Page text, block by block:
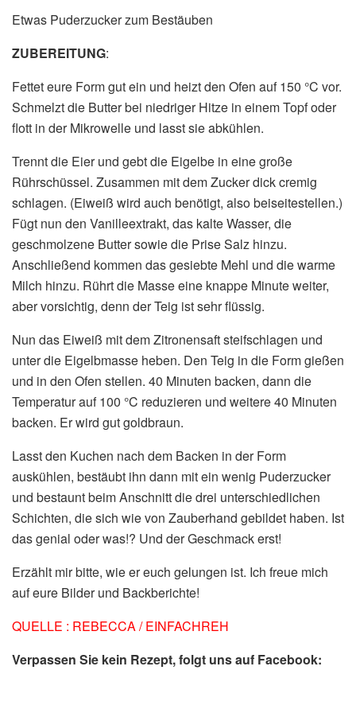
Etwas Puderzucker zum Bestäuben
ZUBEREITUNG:
Fettet eure Form gut ein und heizt den Ofen auf 150 °C vor.
Schmelzt die Butter bei niedriger Hitze in einem Topf oder
flott in der Mikrowelle und lasst sie abkühlen.
Trennt die Eier und gebt die Eigelbe in eine große
Rührschüssel. Zusammen mit dem Zucker dick cremig
schlagen. (Eiweiß wird auch benötigt, also beiseitestellen.)
Fügt nun den Vanilleextrakt, das kalte Wasser, die
geschmolzene Butter sowie die Prise Salz hinzu.
Anschließend kommen das gesiebte Mehl und die warme
Milch hinzu. Rührt die Masse eine knappe Minute weiter,
aber vorsichtig, denn der Teig ist sehr flüssig.
Nun das Eiweiß mit dem Zitronensaft steifschlagen und
unter die Eigelbmasse heben. Den Teig in die Form gießen
und in den Ofen stellen. 40 Minuten backen, dann die
Temperatur auf 100 °C reduzieren und weitere 40 Minuten
backen. Er wird gut goldbraun.
Lasst den Kuchen nach dem Backen in der Form
auskühlen, bestäubt ihn dann mit ein wenig Puderzucker
und bestaunt beim Anschnitt die drei unterschiedlichen
Schichten, die sich wie von Zauberhand gebildet haben. Ist
das genial oder was!? Und der Geschmack erst!
Erzählt mir bitte, wie er euch gelungen ist. Ich freue mich
auf eure Bilder und Backberichte!
QUELLE : REBECCA / EINFACHREH
Verpassen Sie kein Rezept, folgt uns auf Facebook: